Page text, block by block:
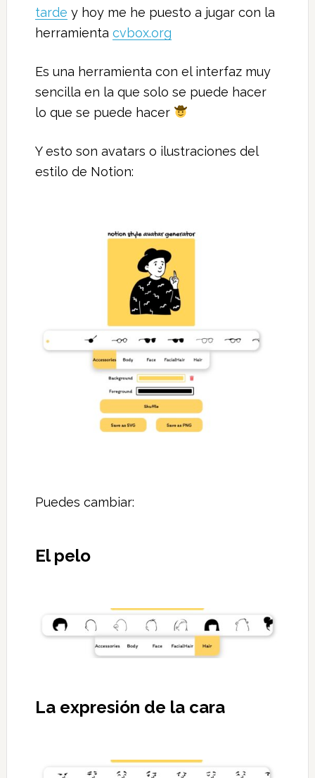
tarde y hoy me he puesto a jugar con la
herramienta cvbox.org
Es una herramienta con el interfaz muy
sencilla en la que solo se puede hacer
lo que se puede hacer
Y esto son avatars o ilustraciones del
estilo de Notion:
Puedes cambiar:
El pelo
La expresión de la cara